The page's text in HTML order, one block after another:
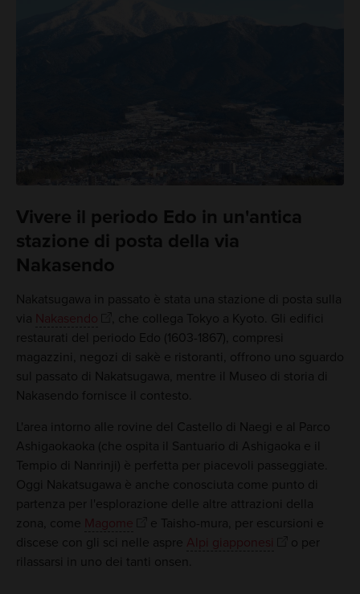
Vivere il periodo Edo in un'antica
stazione di posta della via
Nakasendo
Nakatsugawa in passato è stata una stazione di posta sulla
via Nakasendo
, che collega Tokyo a Kyoto. Gli edifici
restaurati del periodo Edo (1603-1867), compresi
magazzini, negozi di sakè e ristoranti, offrono uno sguardo
sul passato di Nakatsugawa, mentre il Museo di storia di
Nakasendo fornisce il contesto.
L'area intorno alle rovine del Castello di Naegi e al Parco
Ashigaokaoka (che ospita il Santuario di Ashigaoka e il
Tempio di Nanrinji) è perfetta per piacevoli passeggiate.
Oggi Nakatsugawa è anche conosciuta come punto di
partenza per l'esplorazione delle altre attrazioni della
zona, come Magome
e Taisho-mura, per escursioni e
discese con gli sci nelle aspre Alpi giapponesi
o per
rilassarsi in uno dei tanti onsen.